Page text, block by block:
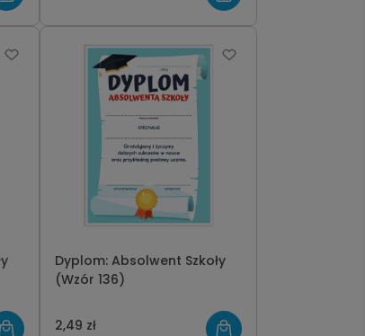
Dyplom: Absolwent Szkoły
(Wzór 136)
2,49 zł